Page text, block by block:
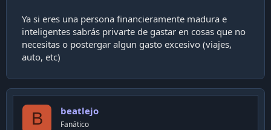
Ya si eres una persona financieramente madura e
inteligentes sabrás privarte de gastar en cosas que no
necesitas o postergar algun gasto excesivo (viajes,
auto, etc)
B beatlejo
Fanático